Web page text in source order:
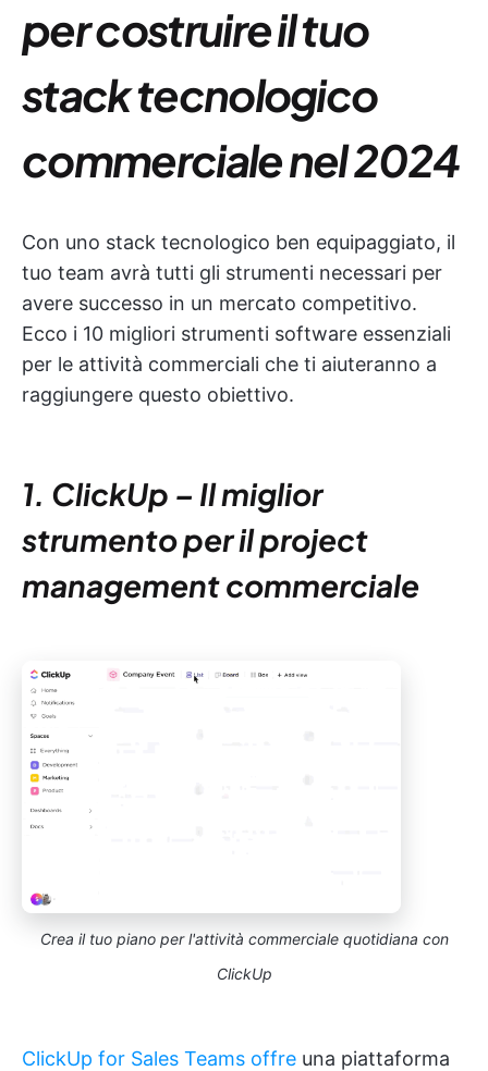
per costruire il tuo
stack tecnologico
commerciale nel 2024
Con uno stack tecnologico ben equipaggiato, il
tuo team avrà tutti gli strumenti necessari per
avere successo in un mercato competitivo.
Ecco i 10 migliori strumenti software essenziali
per le attività commerciali che ti aiuteranno a
raggiungere questo obiettivo.
1. ClickUp – Il miglior
strumento per il project
management commerciale
Crea il tuo piano per l'attività commerciale quotidiana con
ClickUp
ClickUp for Sales Teams offre una piattaforma